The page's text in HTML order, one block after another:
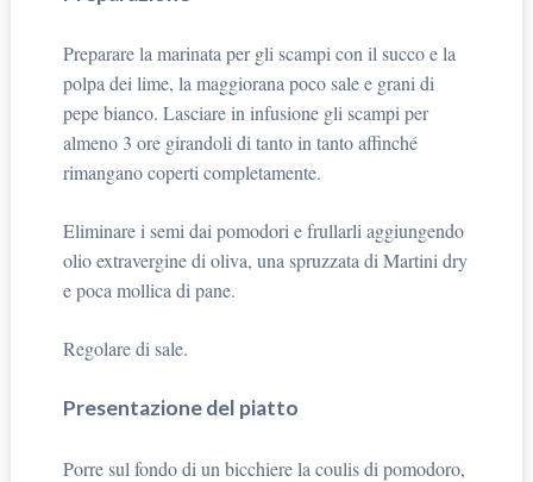
Preparare la marinata per gli scampi con il succo e la
polpa dei lime, la maggiorana poco sale e grani di
pepe bianco. Lasciare in infusione gli scampi per
almeno 3 ore girandoli di tanto in tanto affinché
rimangano coperti completamente.
Eliminare i semi dai pomodori e frullarli aggiungendo
olio extravergine di oliva, una spruzzata di Martini dry
e poca mollica di pane.
Regolare di sale.
Presentazione del piatto
Porre sul fondo di un bicchiere la coulis di pomodoro,